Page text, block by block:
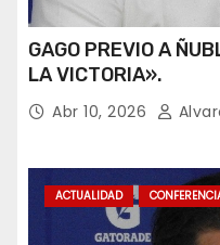
GAGO PREVIO A
LA VICTORIA».
Abr 10, 2026
ACTUALIDAD